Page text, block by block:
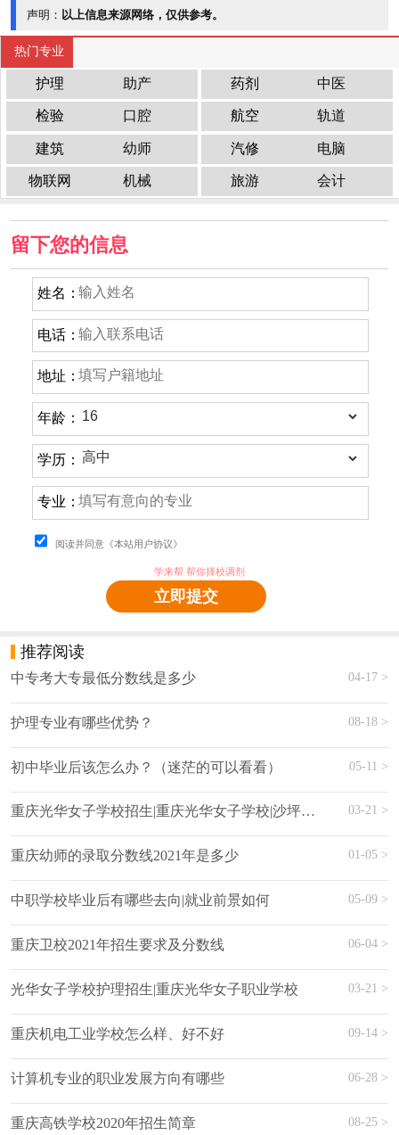
声明： 以上信息来源网络，仅供参考。
热门专业
护理 助产 药剂 中医
检验 口腔 航空 轨道
建筑 幼师 汽修 电脑
物联网 机械 旅游 会计
留下您的信息
姓名：
电话：
地址：
年龄：
学历：
专业：
阅读并同意《本站用户协议》
学来帮 帮你择校调剂
立即提交
推荐阅读
中专考大专最低分数线是多少 04-17 >
护理专业有哪些优势？ ‍ 08-18 >
初中毕业后该怎么办？（迷茫的可以看看） 05-11 >
重庆光华女子学校招生|重庆光华女子学校|沙坪坝光华职业学校 03-21 >
重庆幼师的录取分数线2021年是多少 01-05 >
中职学校毕业后有哪些去向|就业前景如何 05-09 >
重庆卫校2021年招生要求及分数线 06-04 >
光华女子学校护理招生|重庆光华女子职业学校 03-21 >
重庆机电工业学校怎么样、好不好 09-14 >
计算机专业的职业发展方向有哪些 06-28 >
重庆高铁学校2020年招生简章 08-25 >